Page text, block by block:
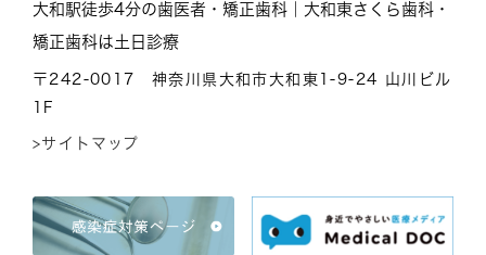
大和駅徒歩4分の歯医者・矯正歯科｜大和東さくら歯科・
矯正歯科は土日診療
〒242-0017 神奈川県大和市大和東1-9-24 山川ビル
1F
>サイトマップ